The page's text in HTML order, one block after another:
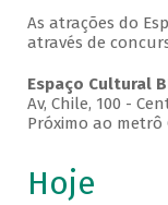
As atrações do
através de
Espaço Cultural
Av, Chile, 100 -
Próximo ao metrô
Hoje